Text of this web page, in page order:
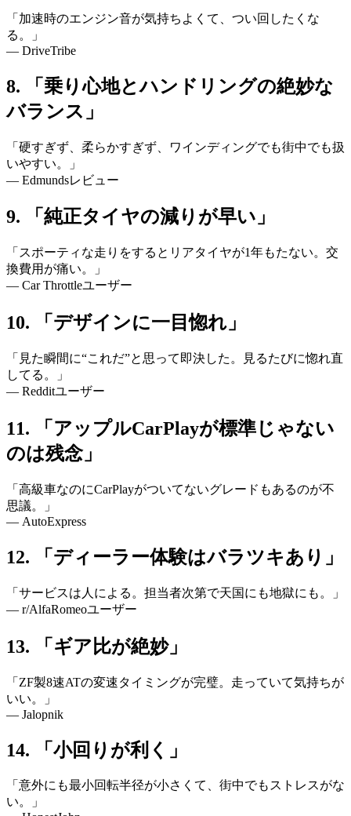
「加速時のエンジン音が気持ちよくて、つい回したくな
る。」
— DriveTribe
8. 「乗り心地とハンドリングの絶妙な
バランス」
「硬すぎず、柔らかすぎず、ワインディングでも街中でも扱
いやすい。」
— Edmundsレビュー
9. 「純正タイヤの減りが早い」
「スポーティな走りをするとリアタイヤが1年もたない。交
換費用が痛い。」
— Car Throttleユーザー
10. 「デザインに一目惚れ」
「見た瞬間に“これだ”と思って即決した。見るたびに惚れ直
してる。」
— Redditユーザー
11. 「アップルCarPlayが標準じゃない
のは残念」
「高級車なのにCarPlayがついてないグレードもあるのが不
思議。」
— AutoExpress
12. 「ディーラー体験はバラツキあり」
「サービスは人による。担当者次第で天国にも地獄にも。」
— r/AlfaRomeoユーザー
13. 「ギア比が絶妙」
「ZF製8速ATの変速タイミングが完璧。走っていて気持ちが
いい。」
— Jalopnik
14. 「小回りが利く」
「意外にも最小回転半径が小さくて、街中でもストレスがな
い。」